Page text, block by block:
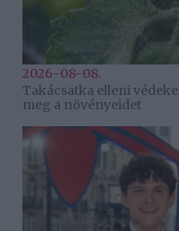
2026-08-08.
Takácsatka elleni
meg a növényeidet